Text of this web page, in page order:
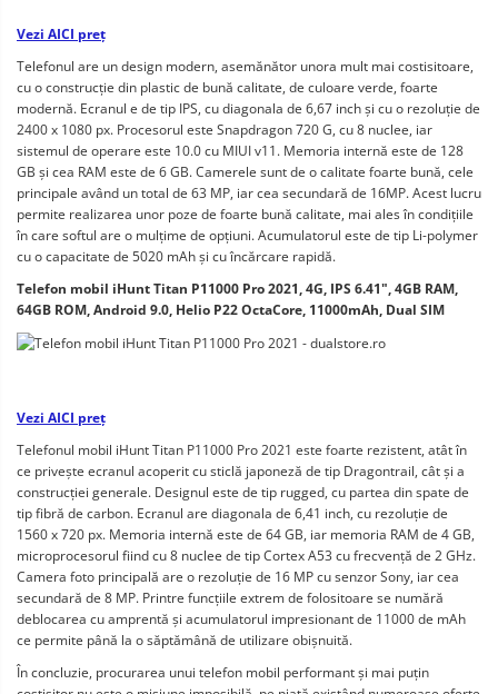
Vezi AICI preț
Telefonul are un design modern, asemănător unora mult mai costisitoare,
cu o construcție din plastic de bună calitate, de culoare verde, foarte
modernă. Ecranul e de tip IPS, cu diagonala de 6,67 inch și cu o rezoluție de
2400 x 1080 px. Procesorul este Snapdragon 720 G, cu 8 nuclee, iar
sistemul de operare este 10.0 cu MIUI v11. Memoria internă este de 128
GB și cea RAM este de 6 GB. Camerele sunt de o calitate foarte bună, cele
principale având un total de 63 MP, iar cea secundară de 16MP. Acest lucru
permite realizarea unor poze de foarte bună calitate, mai ales în condițiile
în care softul are o mulțime de opțiuni. Acumulatorul este de tip Li-polymer
cu o capacitate de 5020 mAh și cu încărcare rapidă.
Telefon mobil iHunt Titan P11000 Pro 2021, 4G, IPS 6.41", 4GB RAM,
64GB ROM, Android 9.0, Helio P22 OctaCore, 11000mAh, Dual SIM
Vezi AICI preț
Telefonul mobil iHunt Titan P11000 Pro 2021 este foarte rezistent, atât în
ce privește ecranul acoperit cu sticlă japoneză de tip Dragontrail, cât și a
construcției generale. Designul este de tip rugged, cu partea din spate de
tip fibră de carbon. Ecranul are diagonala de 6,41 inch, cu rezoluție de
1560 x 720 px. Memoria internă este de 64 GB, iar memoria RAM de 4 GB,
microprocesorul fiind cu 8 nuclee de tip Cortex A53 cu frecvență de 2 GHz.
Camera foto principală are o rezoluție de 16 MP cu senzor Sony, iar cea
secundară de 8 MP. Printre funcțiile extrem de folositoare se numără
deblocarea cu amprentă și acumulatorul impresionant de 11000 de mAh
ce permite până la o săptămână de utilizare obișnuită.
În concluzie, procurarea unui telefon mobil performant și mai puțin